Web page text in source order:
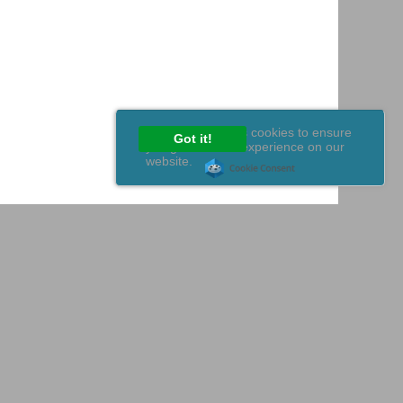
Got it!
This website uses cookies to ensure
you get the best experience on our
website.